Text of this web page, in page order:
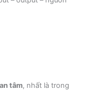
tâm, nhất là trong